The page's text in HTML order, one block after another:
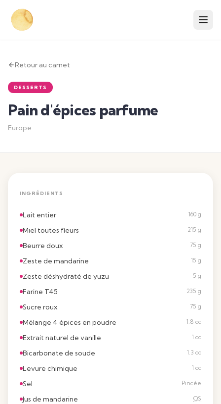
Retour au carnet
DESSERTS
Pain d'épices parfume
Europe
INGRÉDIENTS
Lait entier 160 g
Miel toutes fleurs 215 g
Beurre doux 75 g
Zeste de mandarine 15 g
Zeste déshydraté de yuzu 5 g
Farine T45 235 g
Sucre roux 75 g
Mélange 4 épices en poudre 1.8 cc
Extrait naturel de vanille 1 cc
Bicarbonate de soude 1.3 cc
Levure chimique 1 cc
Sel Pincée
Jus de mandarine QS